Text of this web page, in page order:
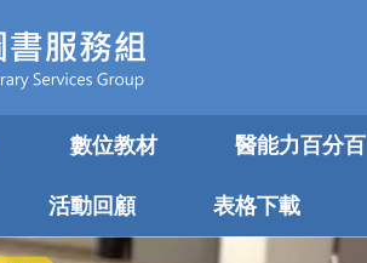
數位教材 醫能力百分百
活動回顧 表格下載